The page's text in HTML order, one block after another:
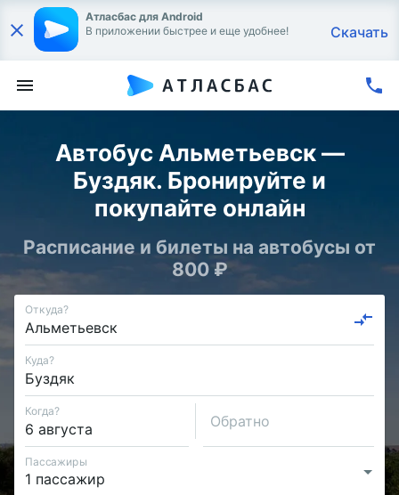
Атласбас для Android
В приложении быстрее и еще удобнее!
Скачать
Автобус Альметьевск —
Буздяк. Бронируйте и
покупайте онлайн
Расписание и билеты на автобусы от
800 ₽
Откуда?
Куда?
Когда?
Обратно
Пассажиры